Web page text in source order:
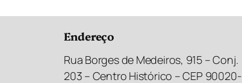
Endereço
Rua Borges de Medeiros, 915 – Conj.
203 – Centro Histórico – CEP 90020-